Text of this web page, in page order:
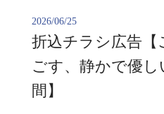
2026/06/25
折込チラシ広告【
ごす、静かで優
間】